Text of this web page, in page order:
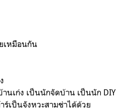
เหมือนกัน
นเก่ง เป็นนักจัดบ้าน เป็นนัก DIY
ร์เป็นจังหวะสามช่าได้ด้วย